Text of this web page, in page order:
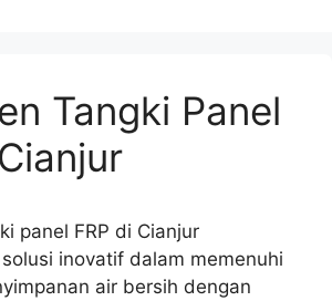
Tangki Panel
panel FRP di Cianjur
inovatif dalam memenuhi
air bersih dengan